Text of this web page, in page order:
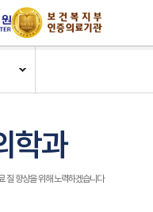
학과
질 향상을 위해 노력하겠습니다